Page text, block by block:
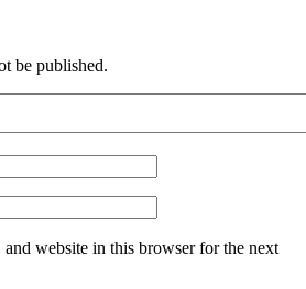
be published.
and website in this browser for the next